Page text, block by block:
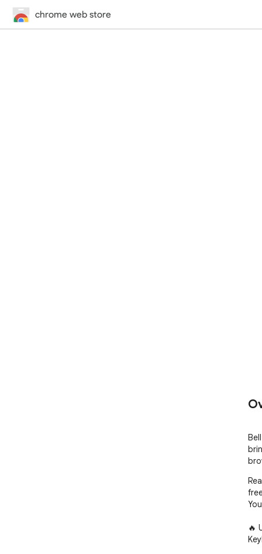
chrome web store
🔥